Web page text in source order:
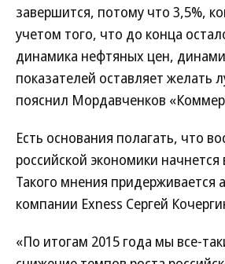
завершится, потому что 3,5%,
учетом того, что до конца
динамика нефтяных цен,
показателей оставляет желать
пояснил Мордавченков
Есть основания полагать, что
российской экономики начнется
Такого мнения придерживается
компании Exness Сергей
«По итогам 2015 года мы все-